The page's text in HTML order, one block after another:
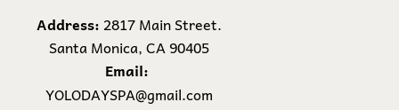
Address: 2817 Main Street.
Santa Monica, CA 90405
Email:
YOLODAYSPA@gmail.com